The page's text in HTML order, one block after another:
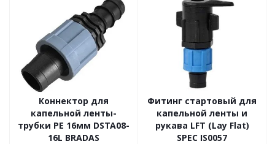
Коннектор для
капельной ленты-
трубки РЕ 16мм DSTA08-
16L BRADAS
Фитинг стартовый для
капельной ленты и
рукава LFT (Lay Flat)
SPEC IS0057